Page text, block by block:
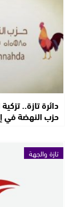
دائرة تازة..
حزب النهضة في
تازة والجهة